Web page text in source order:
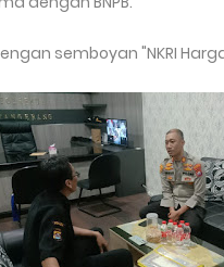
semboyan "NKRI